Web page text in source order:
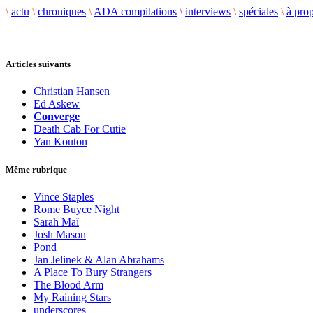
\ actu \ chroniques \ ADA compilations \ interviews \ spéciales \ à
Articles suivants
Christian Hansen
Ed Askew
Converge
Death Cab For Cutie
Yan Kouton
Même rubrique
Vince Staples
Rome Buyce Night
Sarah Maï
Josh Mason
Pond
Jan Jelinek & Alan Abrahams
A Place To Bury Strangers
The Blood Arm
My Raining Stars
underscores